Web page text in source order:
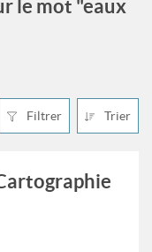
le mot "eaux
Filtrer Trier